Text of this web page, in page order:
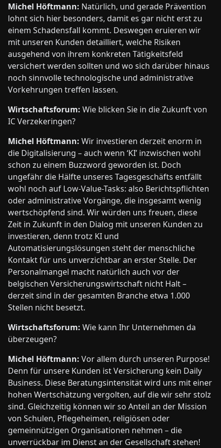
Michel Höftmann: Natürlich, und gerade Prävention
lohnt sich hier besonders, damit es gar nicht erst zu
einem Schadensfall kommt. Deswegen eruieren wir
mit unseren Kunden detailliert, welche Risiken
ausgehend von ihrem konkreten Tätigkeitsfeld
versichert werden sollten und wo sich darüber hinaus
noch sinnvolle technologische und administrative
Vorkehrungen treffen lassen.
Wirtschaftsforum: Wie blicken Sie in die Zukunft von
IC Verzekeringen?
Michel Höftmann: Wir investieren derzeit enorm in
die Digitalisierung – auch wenn ‘KI’ inzwischen wohl
schon zu einem Buzzword geworden ist. Doch
ungefähr die Hälfte unseres Tagesgeschäfts entfällt
wohl noch auf Low-Value-Tasks: also Berichtspflichten
oder administrative Vorgänge, die insgesamt wenig
wertschöpfend sind. Wir würden uns freuen, diese
Zeit in Zukunft in den Dialog mit unseren Kunden zu
investieren, denn trotz KI und
Automatisierungslösungen steht der menschliche
Kontakt für uns unverzichtbar an erster Stelle. Der
Personalmangel macht natürlich auch vor der
belgischen Versicherungswirtschaft nicht Halt –
derzeit sind in der gesamten Branche etwa 1.000
Stellen nicht besetzt.
Wirtschaftsforum: Wie kann Ihr Unternehmen da
überzeugen?
Michel Höftmann: Vor allem durch unseren Purpose!
Denn für unsere Kunden ist Versicherung kein Daily
Business. Diese Beratungsintensität wird uns mit einer
hohen Wertschätzung vergolten, auf die wir sehr stolz
sind. Gleichzeitig können wir so Anteil an der Mission
von Schulen, Pflegeheimen, religiösen oder
gemeinnützigen Organisationen nehmen – die
unverrückbar im Dienst an der Gesellschaft stehen!